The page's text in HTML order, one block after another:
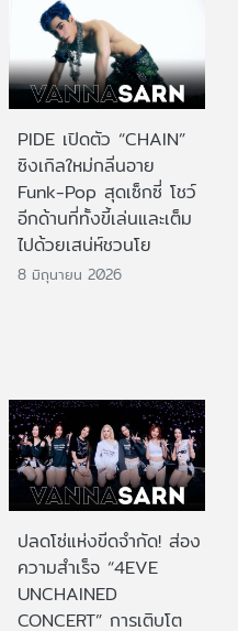
PIDE เปิดตัว “CHAIN”
ซิงเกิลใหม่กลิ่นอาย
Funk-Pop สุดเซ็กซี่ โชว์
อีกด้านที่ทั้งขี้เล่นและเต็ม
ไปด้วยเสน่ห์ชวนโย
8 มิถุนายน 2026
ปลดโซ่แห่งขีดจำกัด! ส่อง
ความสำเร็จ “4EVE
UNCHAINED
CONCERT” การเติบโต